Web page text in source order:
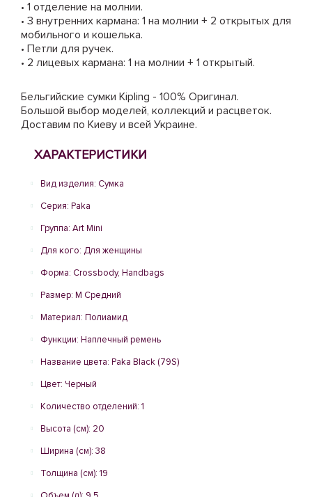
• 1 отделение на молнии.
• 3 внутренних кармана: 1 на молнии + 2 открытых для
мобильного и кошелька.
• Петли для ручек.
• 2 лицевых кармана: 1 на молнии + 1 открытый.
Бельгийские сумки Kipling - 100% Оригинал.
Большой выбор моделей, коллекций и расцветок.
Доставим по Киеву и всей Украине.
ХАРАКТЕРИСТИКИ
Вид изделия: Сумка
Серия: Paka
Группа: Art Mini
Для кого: Для женщины
Форма: Crossbody, Handbags
Размер: M Средний
Материал: Полиамид
Функции: Наплечный ремень
Название цвета: Paka Black (79S)
Цвет: Черный
Количество отделений: 1
Высота (см): 20
Ширина (см): 38
Толщина (см): 19